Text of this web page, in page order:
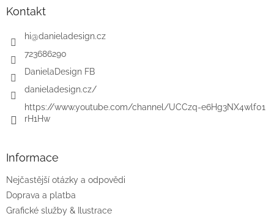
Kontakt
hi@danieladesign.cz
723686290
DanielaDesign FB
danieladesign.cz/
https://www.youtube.com/channel/UCCzq-e6Hg3NX4wlf01
rH1Hw
Informace
Nejčastější otázky a odpovědi
Doprava a platba
Grafické služby & Ilustrace